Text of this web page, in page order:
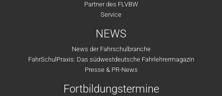
Partner des FLVBW
Service
NEWS
News der Fahrschulbranche
FahrSchulPraxis: Das südwestdeutsche Fahrlehrermagazin
Presse & PR-News
Fortbildungstermine